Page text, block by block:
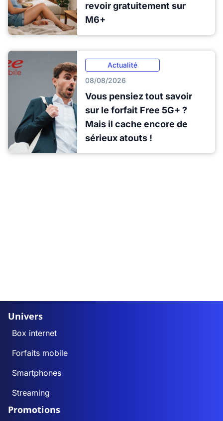
revoir gratuitement sur
M6+
Actualité
08/08/2026
Vous pensiez tout savoir
sur le forfait Free 5G+ ?
Mais il cache encore de
sérieux atouts !
Univers
Box internet
Forfaits mobile
Smartphones
Streaming
Promotions